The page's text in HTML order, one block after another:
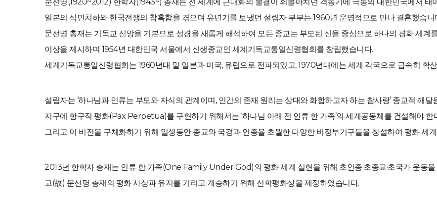
일본의 식민치하와 한국전쟁의 참혹함을 겪으며 유년기를 보냈던 설립자 부부는 1960년 운명적으로 만나 결혼했습니
문선명 총재는 기독교 신앙을 기본으로 성경을 새롭게 해석하여 모든 종교는 부모된 신을 중심으로 하나의 평화 세계
이상을 제시하며 1954년 대한민국 서울에서 신생종교인 세계기독교통일신령협회를 창립했습니다.
세계기독교통일신령협회는 1960년대 말 일본과 미국, 유럽으로 전파되었고, 1970년대에는 세계 각국으로 급속히 확
설립자는 ‘하나님과 인류는 부모와 자식의 관계이며, 인간의 존재 원리는 상대와 화합하고자 하는 참사랑’ 종교적 깨달
지구에 항구적 평화(Pax Perpetua)를 구현하기 위해서는 ‘하나님 아래 전 인류 한 가족’의 세계공동체를 건설해야 한
그리고 이 비전을 구체화하기 위해 일생동안 종교와 국경과 인종을 초월한 다양한 비정부기구들을 창설하여 평화 세
2013년 한학자 총재는 인류 한 가족(One Family Under God)의 평화 세계 실현을 위해 초인종·초종교·초국가 운동
고(故) 문선명 총재의 평화 사상과 유지를 기리고 계승하기 위해 선학평화상을 제정하였습니다.